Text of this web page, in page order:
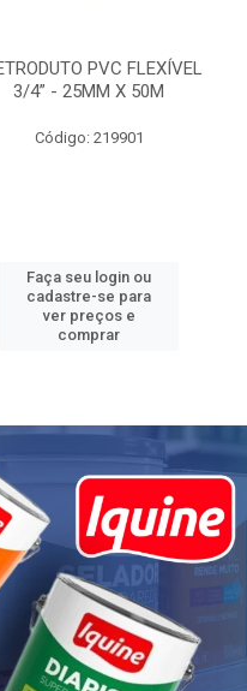
PVC FLEXÍVEL
3/4” - 25MM X 50M
Código: 219901
Faça seu login ou
cadastre-se para
ver preços e
comprar